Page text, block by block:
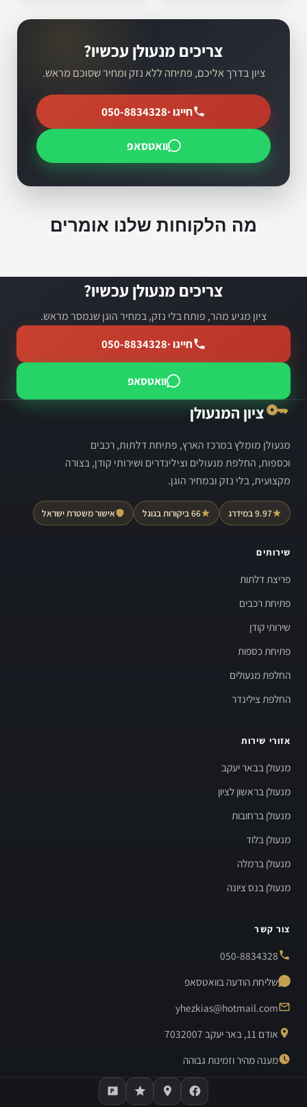
צריכים מנעולן עכשיו?
ציון בדרך אליכם, פתיחה ללא נזק ומחיר שסוכם מראש.
חייגו ·050-8834328
וואטסאפ
מה הלקוחות שלנו אומרים
צריכים מנעולן עכשיו?
ציון מגיע מהר, פותח בלי נזק, במחיר הוגן שנמסר מראש.
חייגו ·050-8834328
וואטסאפ
ציון המנעולן
מנעולן מומלץ במרכז הארץ, פתיחת דלתות, רכבים
וכספות, החלפת מנעולים וצילינדרים ושירותי קודן, בצורה
מקצועית, בלי נזק ובמחיר הוגן.
9.97 במידרג 66 ביקורות בגוגל אישור משטרת ישראל
שירותים
פריצת דלתות
פתיחת רכבים
שירותי קודן
פתיחת כספות
החלפת מנעולים
החלפת צילינדר
אזורי שירות
מנעולן בבאר יעקב
מנעולן בראשון לציון
מנעולן ברחובות
מנעולן בלוד
מנעולן ברמלה
מנעולן בנס ציונה
צור קשר
050-8834328
שליחת הודעה בוואטסאפ
yhezkias@hotmail.com
אודם 11, באר יעקב 7032007
מענה מהיר וזמינות גבוהה